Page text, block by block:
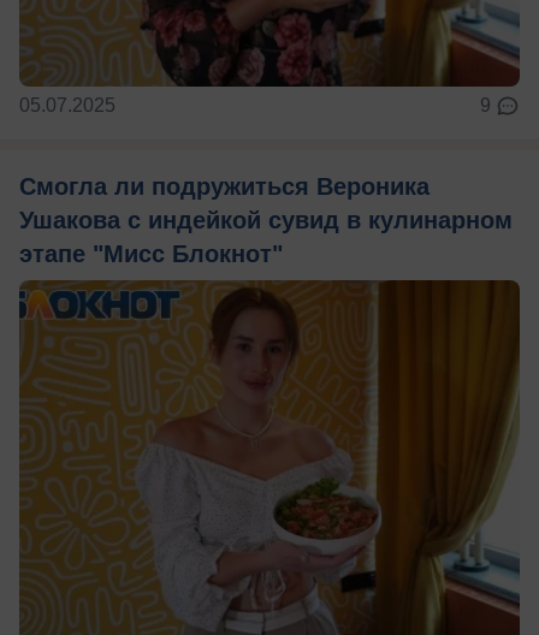
05.07.2025 9
Смогла ли подружиться Вероника
Ушакова с индейкой сувид в кулинарном
этапе "Мисс Блокнот"